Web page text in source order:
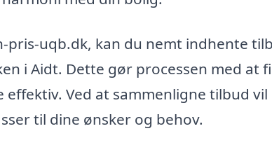
pris-uqb.dk, kan du nemt indhente
i Aidt. Dette gør processen med at
Ved at sammenligne tilbud
til dine ønsker og behov.